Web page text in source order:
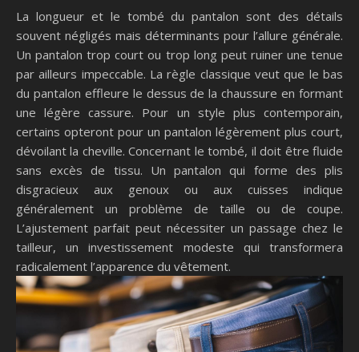
La longueur et le tombé du pantalon sont des détails
souvent négligés mais déterminants pour l’allure générale.
Un pantalon trop court ou trop long peut ruiner une tenue
par ailleurs impeccable. La règle classique veut que le bas
du pantalon effleure le dessus de la chaussure en formant
une légère cassure. Pour un style plus contemporain,
certains opteront pour un pantalon légèrement plus court,
dévoilant la cheville. Concernant le tombé, il doit être fluide
sans excès de tissu. Un pantalon qui forme des plis
disgracieux aux genoux ou aux cuisses indique
généralement un problème de taille ou de coupe.
L’ajustement parfait peut nécessiter un passage chez le
tailleur, un investissement modeste qui transformera
radicalement l’apparence du vêtement.